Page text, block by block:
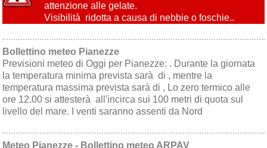
attenzione alle gelate.
Visibilità ridotta a causa di nebbie o foschie..
Bollettino meteo Pianezze
Previsioni meteo di Oggi per Pianezze: . Durante la giornata
la temperatura minima prevista sarà di , mentre la
temperatura massima prevista sarà di , Lo zero termico alle
ore 12.00 si attesterà all'incirca sui 100 metri di quota sul
livello del mare. I venti saranno assenti da Nord
Meteo Pianezze - Bollettino meteo ARPAV